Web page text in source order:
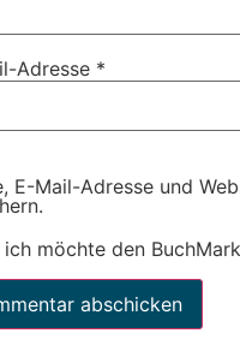
Adresse *
E-Mail-Adresse und
ich möchte den